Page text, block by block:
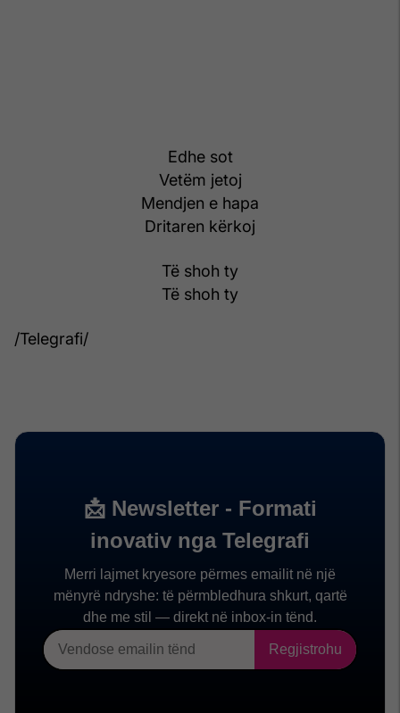
Edhe sot
Vetëm jetoj
Mendjen e hapa
Dritaren kërkoj
Të shoh ty
Të shoh ty
/Telegrafi/